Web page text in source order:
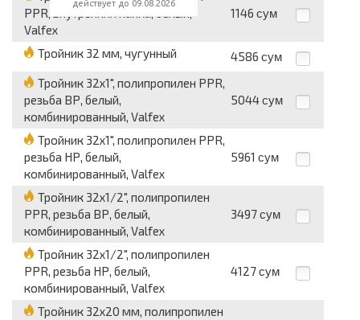
PPR, внутренняя пайка, белый,
Valfex
1146 сум
Тройник 32 мм, чугунный 4586 сум
Тройник 32x1", полипропилен PPR,
резьба ВР, белый,
комбинированный, Valfex
5044 сум
Тройник 32x1", полипропилен PPR,
резьба НР, белый,
комбинированный, Valfex
5961 сум
Тройник 32x1/2", полипропилен
PPR, резьба ВР, белый,
комбинированный, Valfex
3497 сум
Тройник 32x1/2", полипропилен
PPR, резьба НР, белый,
комбинированный, Valfex
4127 сум
Тройник 32x20 мм, полипропилен
действует до 09.08.2026